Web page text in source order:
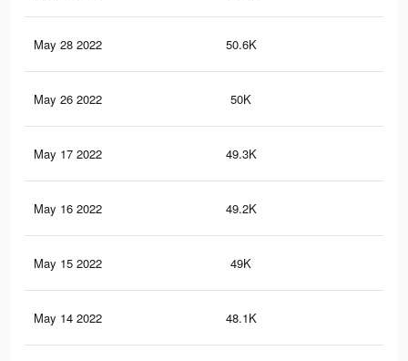
May 28 2022 50.6K
May 26 2022 50K
May 17 2022 49.3K
May 16 2022 49.2K
May 15 2022 49K
May 14 2022 48.1K